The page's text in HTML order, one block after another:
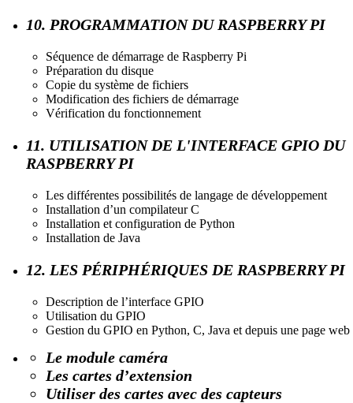
10. PROGRAMMATION DU RASPBERRY PI
Séquence de démarrage de Raspberry Pi
Préparation du disque
Copie du système de fichiers
Modification des fichiers de démarrage
Vérification du fonctionnement
11. UTILISATION DE L'INTERFACE GPIO DU
RASPBERRY PI
Les différentes possibilités de langage de développement
Installation d’un compilateur C
Installation et configuration de Python
Installation de Java
12. LES PÉRIPHÉRIQUES DE RASPBERRY PI
Description de l’interface GPIO
Utilisation du GPIO
Gestion du GPIO en Python, C, Java et depuis une page web
Le module caméra
Les cartes d’extension
Utiliser des cartes avec des capteurs